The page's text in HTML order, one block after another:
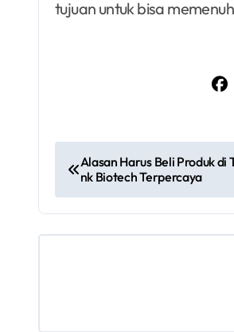
tujuan untuk bisa
o
s
Alasan Harus Beli Produk di
nk Biotech Terpercaya